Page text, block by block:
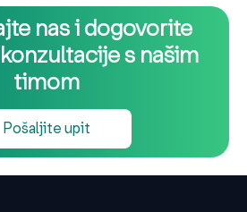
nas i dogovorite
s našim
timom
Pošaljite upit